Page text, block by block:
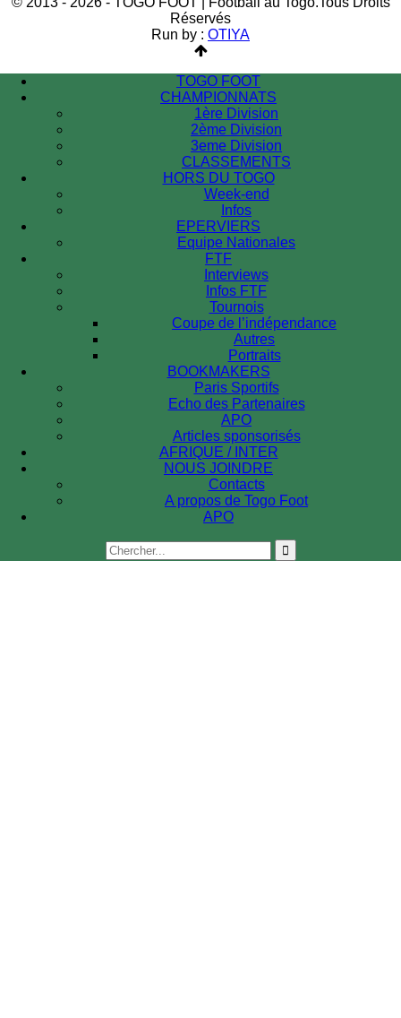
Réservés
Run by : OTIYA
TOGO FOOT
CHAMPIONNATS
1ère Division
2ème Division
3eme Division
CLASSEMENTS
HORS DU TOGO
Week-end
Infos
EPERVIERS
Equipe Nationales
FTF
Interviews
Infos FTF
Tournois
Coupe de l’indépendance
Autres
Portraits
BOOKMAKERS
Paris Sportifs
Echo des Partenaires
APO
Articles sponsorisés
AFRIQUE / INTER
NOUS JOINDRE
Contacts
A propos de Togo Foot
APO